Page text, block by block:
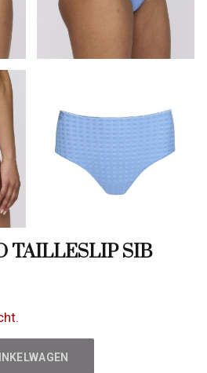
TAILLESLIP SIB